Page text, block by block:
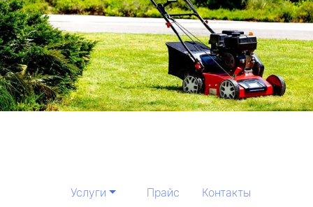
Услуги Прайс Контакты